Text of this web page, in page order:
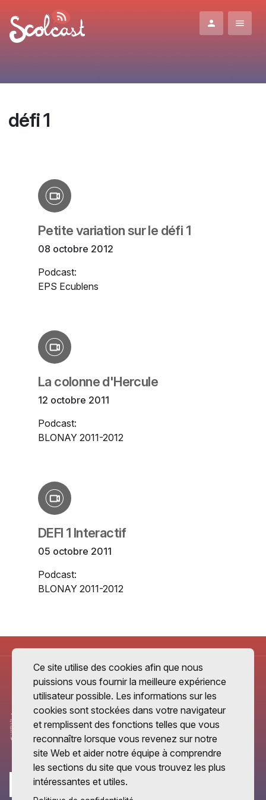
défi 1
Petite variation sur le défi 1
08 octobre 2012
Podcast:
EPS Ecublens
La colonne d'Hercule
12 octobre 2011
Podcast:
BLONAY 2011-2012
DEFI 1 Interactif
05 octobre 2011
Podcast:
BLONAY 2011-2012
Ce site utilise des cookies afin que nous
puissions vous fournir la meilleure expérience
utilisateur possible. Les informations sur les
cookies sont stockées dans votre navigateur
et remplissent des fonctions telles que vous
reconnaître lorsque vous revenez sur notre
site Web et aider notre équipe à comprendre
les sections du site que vous trouvez les plus
intéressantes et utiles.